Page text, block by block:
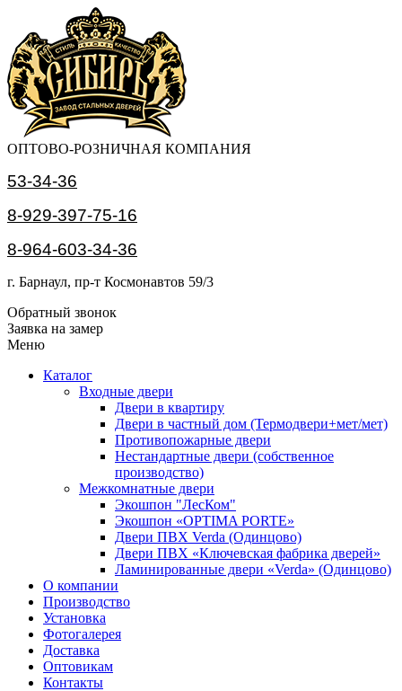
ОПТОВО-РОЗНИЧНАЯ КОМПАНИЯ
53-34-36
8-929-397-75-16
8-964-603-34-36
г. Барнаул, пр-т Космонавтов 59/3
Обратный звонок
Заявка на замер
Меню
Каталог
Входные двери
Двери в квартиру
Двери в частный дом (Термодвери+мет/мет)
Противопожарные двери
Нестандартные двери (собственное
производство)
Межкомнатные двери
Экошпон "ЛесКом"
Экошпон «OPTIMA PORTE»
Двери ПВХ Verda (Одинцово)
Двери ПВХ «Ключевская фабрика дверей»
Ламинированные двери «Verda» (Одинцово)
О компании
Производство
Установка
Фотогалерея
Доставка
Оптовикам
Контакты